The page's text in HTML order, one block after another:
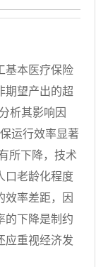
基本医疗保险
期望产出的超
析其影响因
运行效率显著
所下降，技术
口老龄化程度
效率差距，因
的下降是制约
应重视经济发